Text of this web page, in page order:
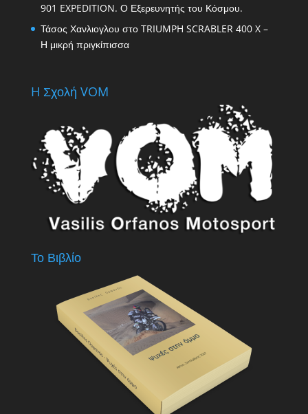
901 EXPEDITION. Ο Εξερευνητής του Κόσμου.
Τάσος Χανλιογλου στο TRIUMPH SCRABLER 400 X –
Η μικρή πριγκίπισσα
H Σχολή VOM
Το Βιβλίο